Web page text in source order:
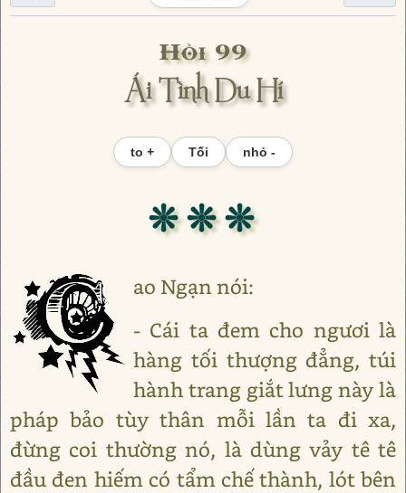
Hồi 99
Ái Tình Du Hí
to + Tối nhỏ -
❊ ❊ ❊
ao Ngạn nói:
- Cái ta đem cho ngươi là
hàng tối thượng đẳng, túi
hành trang giắt lưng này là
pháp bảo tùy thân mỗi lần ta đi xa,
đừng coi thường nó, là dùng vảy tê tê
đầu đen hiếm có tẩm chế thành, lót bên